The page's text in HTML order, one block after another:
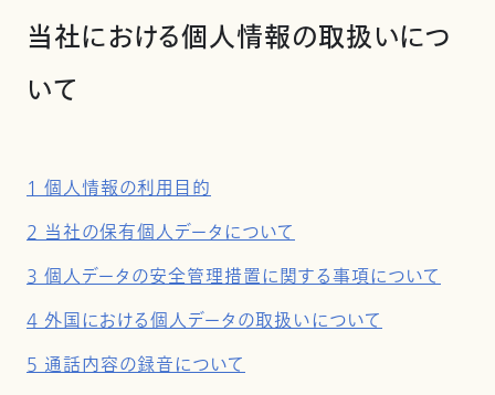
当社における個人情報の取扱いにつ
いて
1 個人情報の利用目的
2 当社の保有個人データについて
3 個人データの安全管理措置に関する事項について
4 外国における個人データの取扱いについて
5 通話内容の録音について